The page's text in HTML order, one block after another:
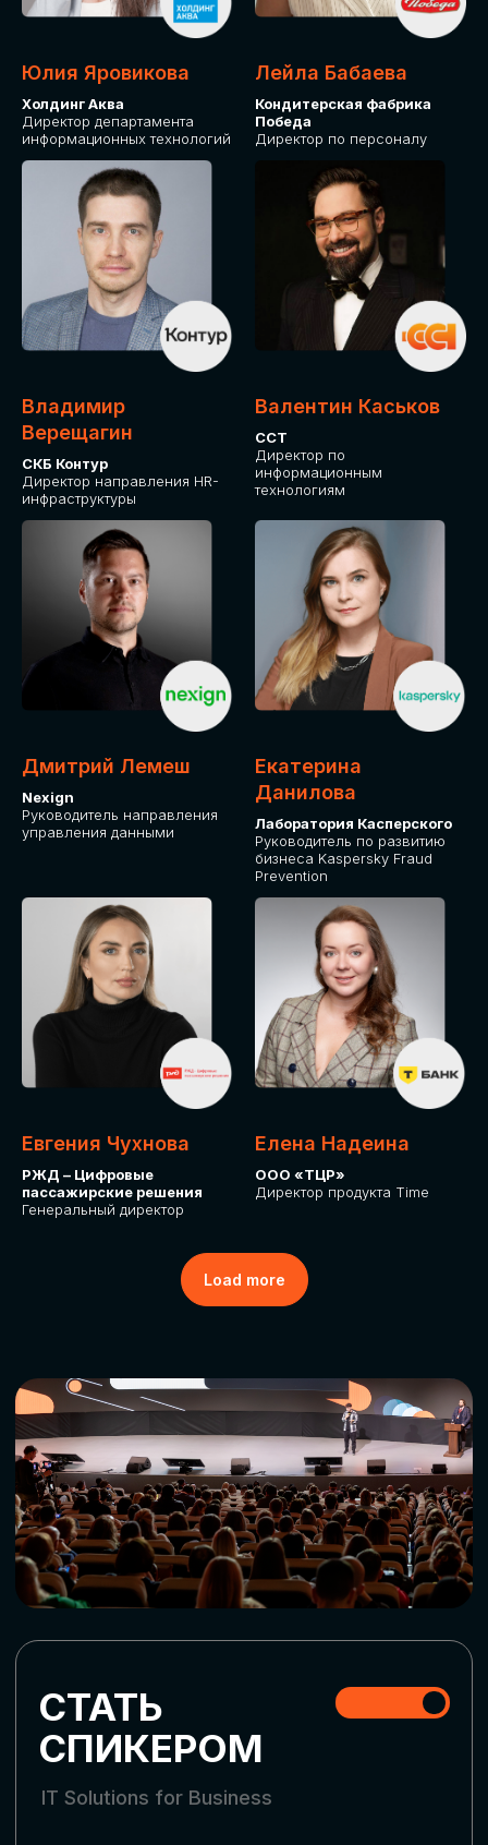
Юлия Яровикова
Холдинг Аква
Директор департамента
информационных технологий
Лейла Бабаева
Кондитерская фабрика
Победа
Директор по персоналу
Владимир
Верещагин
СКБ Контур
Директор направления HR-
инфраструктуры
Валентин Каськов
ССТ
Директор по
информационным
технологиям
Дмитрий Лемеш
Nexign
Руководитель направления
управления данными
Екатерина
Данилова
Лаборатория Касперского
Руководитель по развитию
бизнеса Kaspersky Fraud
Prevention
Евгения Чухнова
РЖД – Цифровые
пассажирские решения
Генеральный директор
Елена Надеина
ООО «ТЦР»
Директор продукта Time
Load more
ДЛЯ ОПЛАТЫ БИЛЕТОВ
Оплата через сервис Timepad
ПРИОБРЕСТИ БИЛЕТ